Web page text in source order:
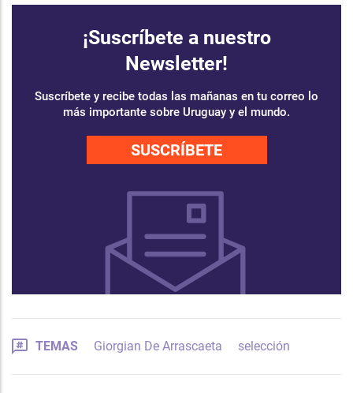
¡Suscríbete a nuestro
Newsletter!
Suscríbete y recibe todas las mañanas en tu correo lo
más importante sobre Uruguay y el mundo.
SUSCRÍBETE
TEMAS Giorgian De Arrascaeta selección